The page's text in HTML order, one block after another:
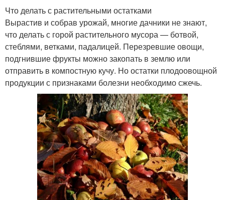
Что делать с растительными остатками
Вырастив и собрав урожай, многие дачники не знают,
что делать с горой растительного мусора — ботвой,
стеблями, ветками, падалицей. Перезревшие овощи,
подгнившие фрукты можно закопать в землю или
отправить в компостную кучу. Но остатки плодоовощной
продукции с признаками болезни необходимо сжечь.